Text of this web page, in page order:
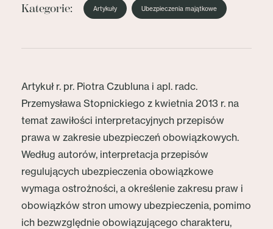
Kategorie: Artykuły Ubezpieczenia majątkowe
Artykuł r. pr. Piotra Czubluna i apl. radc.
Przemysława Stopnickiego z kwietnia 2013 r. na
temat zawiłości interpretacyjnych przepisów
prawa w zakresie ubezpieczeń obowiązkowych.
Według autorów, interpretacja przepisów
regulujących ubezpieczenia obowiązkowe
wymaga ostrożności, a określenie zakresu praw i
obowiązków stron umowy ubezpieczenia, pomimo
ich bezwzględnie obowiązującego charakteru,